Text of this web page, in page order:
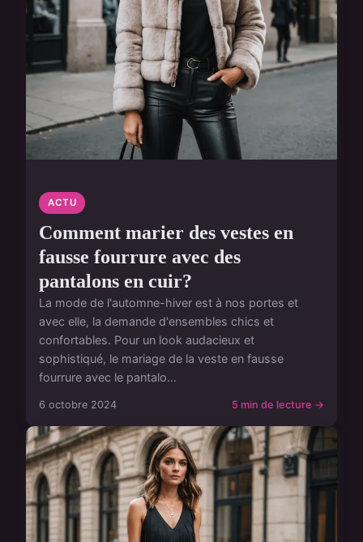
ACTU
Comment marier des vestes en
fausse fourrure avec des
pantalons en cuir?
La mode de l'automne-hiver est à nos portes et
avec elle, la demande d'ensembles chics et
confortables. Pour un look audacieux et
sophistiqué, le mariage de la veste en fausse
fourrure avec le pantalo...
6 octobre 2024 5 min de lecture →